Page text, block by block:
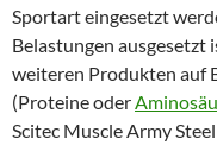
Sportart eingesetzt
Belastungen ausgesetzt
weiteren Produkten auf
(Proteine oder
Scitec Muscle Army